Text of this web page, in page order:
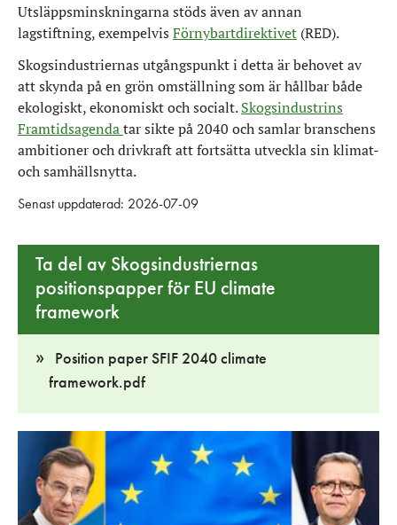
Utsläppsminskningarna stöds även av annan
lagstiftning, exempelvis Förnybartdirektivet (RED).
Skogsindustriernas utgångspunkt i detta är behovet av
att skynda på en grön omställning som är hållbar både
ekologiskt, ekonomiskt och socialt.Skogsindustrins
Framtidsagendatar sikte på 2040 och samlar branschens
ambitioner och drivkraft att fortsätta utveckla sin klimat-
och samhällsnytta.
Senast uppdaterad: 2026-07-09
Ta del av Skogsindustriernas
positionspapper för EU climate
framework
Position paper SFIF 2040 climate
framework.pdf